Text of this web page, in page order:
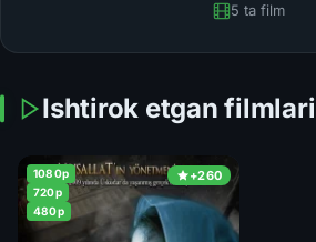
5 ta film
Ishtirok etgan filmlari
+260
1080p
720p
480p